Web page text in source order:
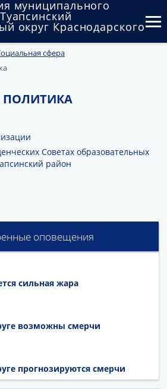
муниципального
округ Краснодарского
контроль
сфера
Советах образовательных
район
оповещения
сильная жара
возможны смерчи
прогнозируются смерчи